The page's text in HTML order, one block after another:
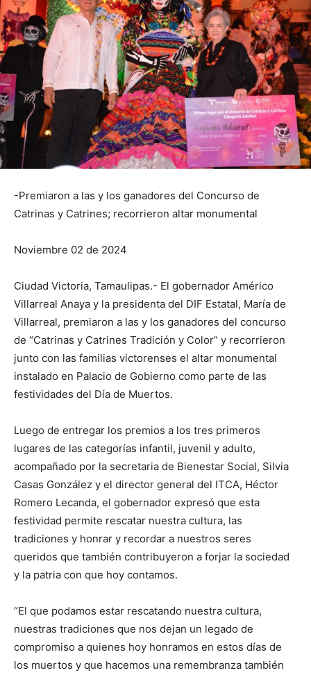
-Premiaron a las y los ganadores del Concurso de
Catrinas y Catrines; recorrieron altar monumental
Noviembre 02 de 2024
Ciudad Victoria, Tamaulipas.- El gobernador Américo
Villarreal Anaya y la presidenta del DIF Estatal, María de
Villarreal, premiaron a las y los ganadores del concurso
de “Catrinas y Catrines Tradición y Color” y recorrieron
junto con las familias victorenses el altar monumental
instalado en Palacio de Gobierno como parte de las
festividades del Día de Muertos.
Luego de entregar los premios a los tres primeros
lugares de las categorías infantil, juvenil y adulto,
acompañado por la secretaria de Bienestar Social, Silvia
Casas González y el director general del ITCA, Héctor
Romero Lecanda, el gobernador expresó que esta
festividad permite rescatar nuestra cultura, las
tradiciones y honrar y recordar a nuestros seres
queridos que también contribuyeron a forjar la sociedad
y la patria con que hoy contamos.
“El que podamos estar rescatando nuestra cultura,
nuestras tradiciones que nos dejan un legado de
compromiso a quienes hoy honramos en estos días de
los muertos y que hacemos una remembranza también